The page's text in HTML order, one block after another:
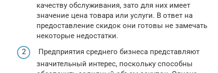
качеству обслуживания, зато для них имеет
значение цена товара или услуги. В ответ на
предоставление скидок они готовы не замечать
некоторые недостатки.
Предприятия среднего бизнеса представляют
значительный интерес, поскольку способны